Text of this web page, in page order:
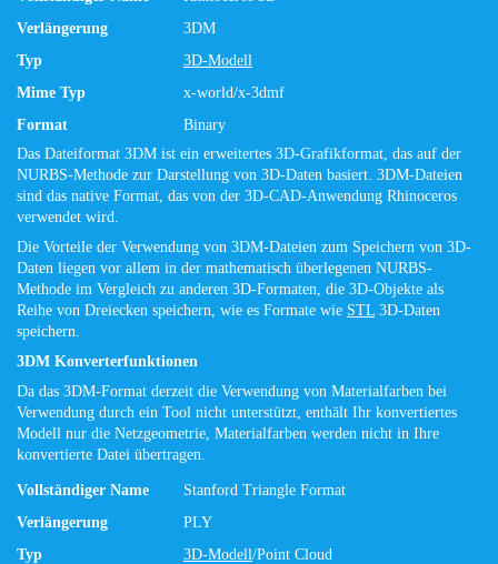
Verlängerung
3DM
Typ
3D-Modell
Mime Typ
x-world/x-3dmf
Format
Binary
Das Dateiformat 3DM ist ein erweitertes 3D-Grafikformat, das auf der
NURBS-Methode zur Darstellung von 3D-Daten basiert. 3DM-Dateien
sind das native Format, das von der 3D-CAD-Anwendung Rhinoceros
verwendet wird.
Die Vorteile der Verwendung von 3DM-Dateien zum Speichern von 3D-
Daten liegen vor allem in der mathematisch überlegenen NURBS-
Methode im Vergleich zu anderen 3D-Formaten, die 3D-Objekte als
Reihe von Dreiecken speichern, wie es Formate wie STL 3D-Daten
speichern.
3DM Konverterfunktionen
Da das 3DM-Format derzeit die Verwendung von Materialfarben bei
Verwendung durch ein Tool nicht unterstützt, enthält Ihr konvertiertes
Modell nur die Netzgeometrie, Materialfarben werden nicht in Ihre
konvertierte Datei übertragen.
Vollständiger Name
Stanford Triangle Format
Verlängerung
PLY
Typ
3D-Modell/Point Cloud